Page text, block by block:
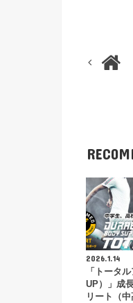
2026.1.14
「トータ
UP）」成
リート（